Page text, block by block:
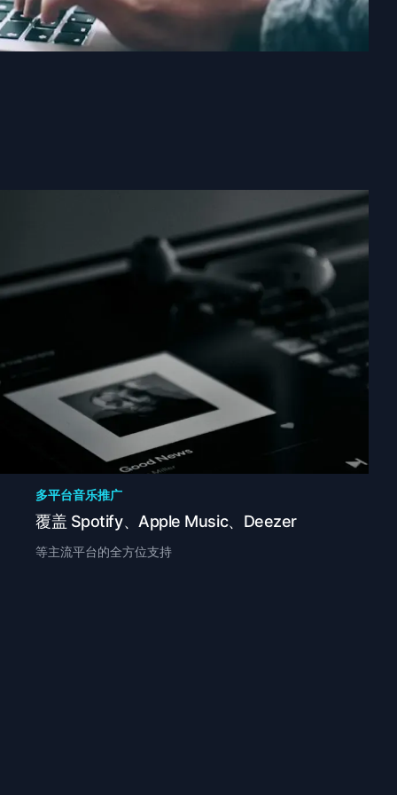
多平台音乐推广
覆盖 Spotify、Apple Music、Deezer
等主流平台的全方位支持